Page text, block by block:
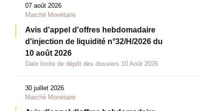
07 août 2026
Marché Monétaire
Avis d'appel d'offres hebdomadaire
d'injection de liquidité n°32/H/2026 du
10 août 2026
Date limite de dépôt des dossiers 10 Août 2026
30 juillet 2026
Marché Monétaire